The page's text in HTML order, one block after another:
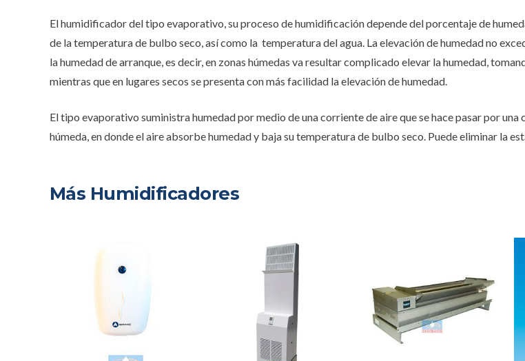
El humidificador del tipo evaporativo, su proceso de humidificación depende del porcentaje de
de la temperatura de bulbo seco, así como la temperatura del agua. La elevación de humedad no
la humedad de arranque, es decir, en zonas húmedas va resultar complicado elevar la humedad,
mientras que en lugares secos se presenta con más facilidad la elevación de humedad.
El tipo evaporativo suministra humedad por medio de una corriente de aire que se hace pasar por una
húmeda, en donde el aire absorbe humedad y baja su temperatura de bulbo seco. Puede eliminar la
Más Humidificadores